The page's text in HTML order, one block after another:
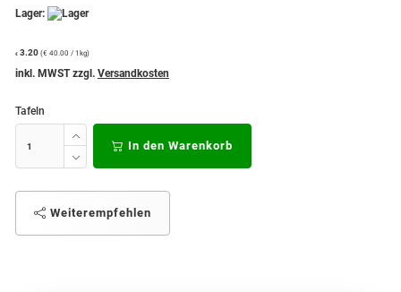
Lager:
€ 3.20 (€ 40.00 / 1kg)
inkl. MWST zzgl. Versandkosten
Tafeln
In den Warenkorb
Weiterempfehlen